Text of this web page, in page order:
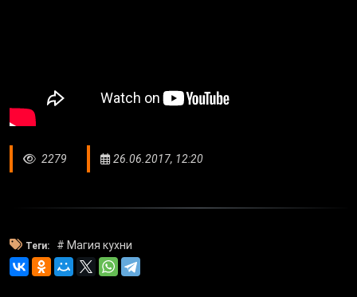
2279 26.06.2017, 12:20
Теги: # Магия кухни